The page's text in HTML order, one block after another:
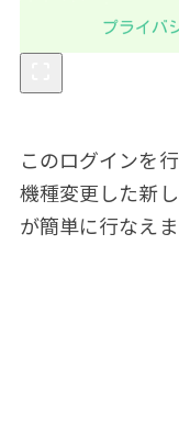
このログインを
機種変更した新
が簡単に行なえま